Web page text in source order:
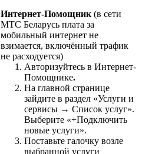
Интернет-Помощник (в сети
МТС Беларусь плата за
мобильный интернет не
взимается, включённый трафик
не расходуется)
Авторизуйтесь в Интернет-
Помощнике.
На главной странице
зайдите в раздел «Услуги и
сервисы → Список услуг».
Выберите «+Подключить
новые услуги».
Поставьте галочку возле
выбранной услуги